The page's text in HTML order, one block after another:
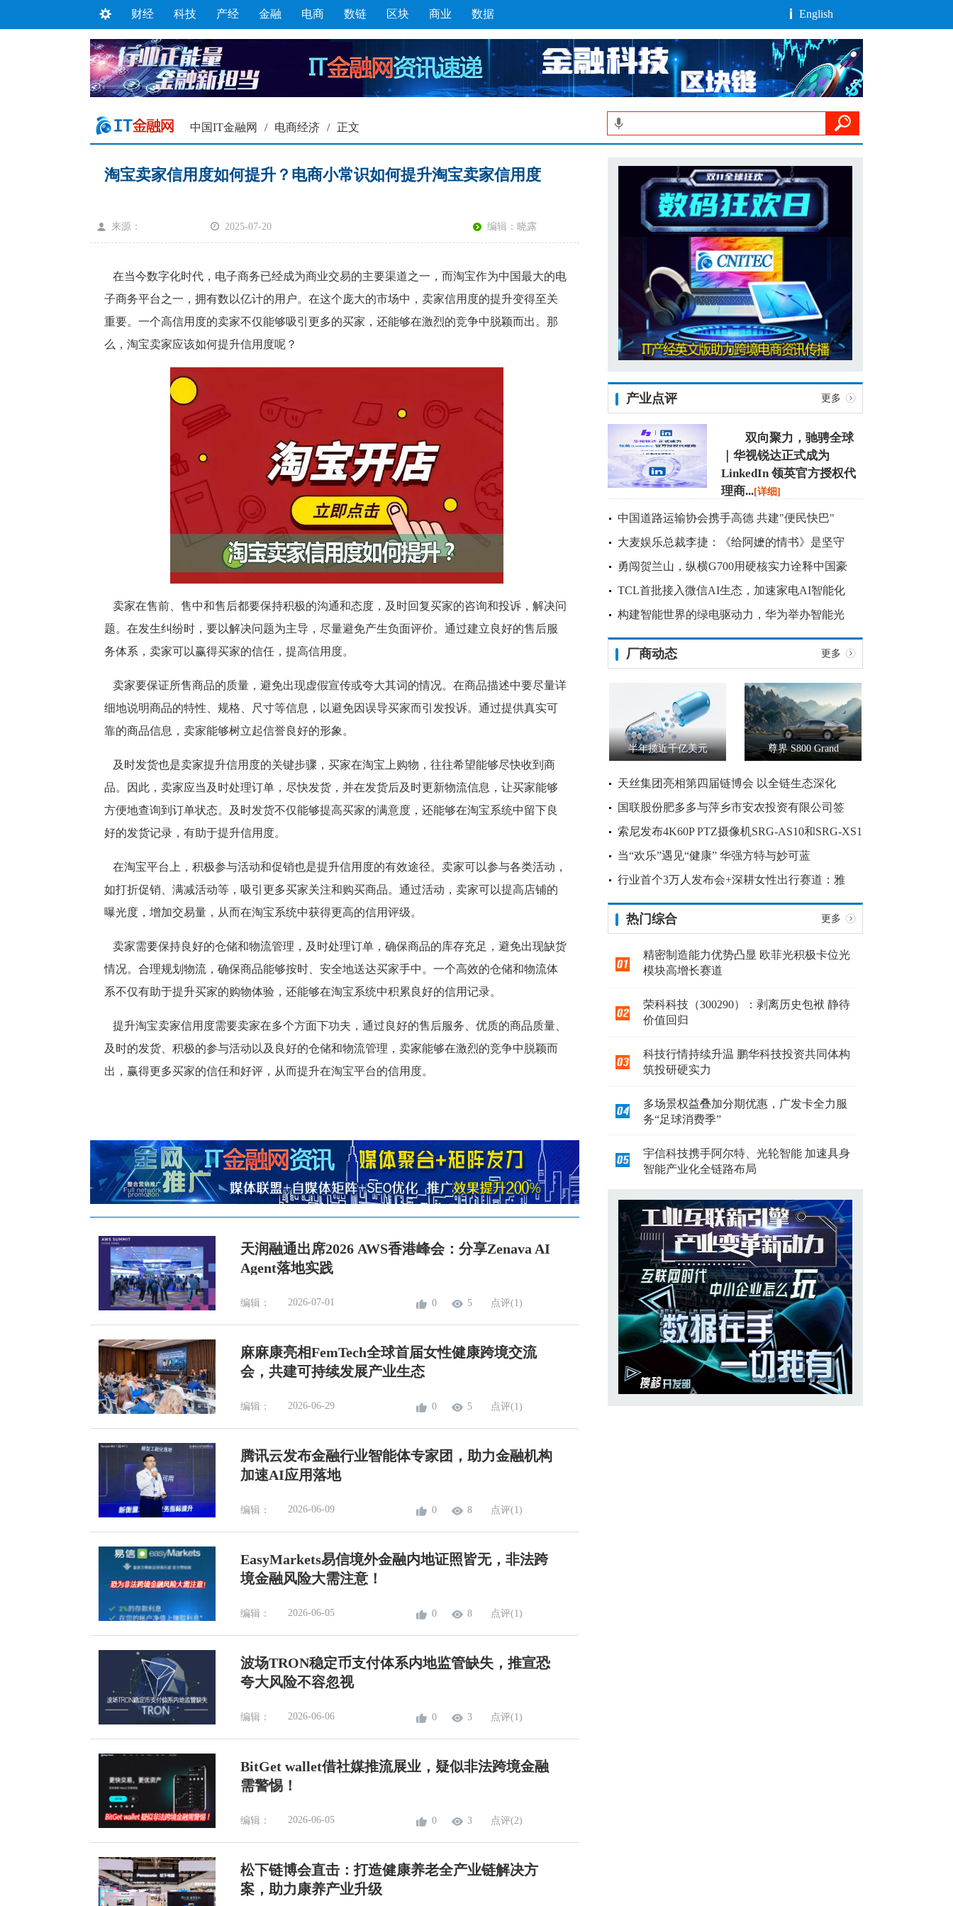
财经 科技 产经 金融 电商 数链 区块 商业 数据 English
中国IT金融网 / 电商经济 / 正文
淘宝卖家信用度如何提升？电商小常识如何提升淘宝卖家信用度
来源： 2025-07-20 编辑：晓露
在当今数字化时代，电子商务已经成为商业交易的主要渠道之一，而淘宝作为中国最大的电
子商务平台之一，拥有数以亿计的用户。在这个庞大的市场中，卖家信用度的提升变得至关
重要。一个高信用度的卖家不仅能够吸引更多的买家，还能够在激烈的竞争中脱颖而出。那
么，淘宝卖家应该如何提升信用度呢？
卖家在售前、售中和售后都要保持积极的沟通和态度，及时回复买家的咨询和投诉，解决问
题。在发生纠纷时，要以解决问题为主导，尽量避免产生负面评价。通过建立良好的售后服
务体系，卖家可以赢得买家的信任，提高信用度。
卖家要保证所售商品的质量，避免出现虚假宣传或夸大其词的情况。在商品描述中要尽量详
细地说明商品的特性、规格、尺寸等信息，以避免因误导买家而引发投诉。通过提供真实可
靠的商品信息，卖家能够树立起信誉良好的形象。
及时发货也是卖家提升信用度的关键步骤，买家在淘宝上购物，往往希望能够尽快收到商
品。因此，卖家应当及时处理订单，尽快发货，并在发货后及时更新物流信息，让买家能够
方便地查询到订单状态。及时发货不仅能够提高买家的满意度，还能够在淘宝系统中留下良
好的发货记录，有助于提升信用度。
在淘宝平台上，积极参与活动和促销也是提升信用度的有效途径。卖家可以参与各类活动，
如打折促销、满减活动等，吸引更多买家关注和购买商品。通过活动，卖家可以提高店铺的
曝光度，增加交易量，从而在淘宝系统中获得更高的信用评级。
卖家需要保持良好的仓储和物流管理，及时处理订单，确保商品的库存充足，避免出现缺货
情况。合理规划物流，确保商品能够按时、安全地送达买家手中。一个高效的仓储和物流体
系不仅有助于提升买家的购物体验，还能够在淘宝系统中积累良好的信用记录。
提升淘宝卖家信用度需要卖家在多个方面下功夫，通过良好的售后服务、优质的商品质量、
及时的发货、积极的参与活动以及良好的仓储和物流管理，卖家能够在激烈的竞争中脱颖而
出，赢得更多买家的信任和好评，从而提升在淘宝平台的信用度。
天润融通出席2026 AWS香港峰会：分享Zenava AI
Agent落地实践
编辑： 2026-07-01 0 5 点评(1)
麻麻康亮相FemTech全球首届女性健康跨境交流
会，共建可持续发展产业生态
编辑： 2026-06-29 0 5 点评(1)
腾讯云发布金融行业智能体专家团，助力金融机构
加速AI应用落地
编辑： 2026-06-09 0 8 点评(1)
EasyMarkets易信境外金融内地证照皆无，非法跨
境金融风险大需注意！
编辑： 2026-06-05 0 8 点评(1)
波场TRON稳定币支付体系内地监管缺失，推宣恐
夸大风险不容忽视
编辑： 2026-06-06 0 3 点评(1)
BitGet wallet借社媒推流展业，疑似非法跨境金融
需警惕！
编辑： 2026-06-05 0 3 点评(2)
松下链博会直击：打造健康养老全产业链解决方
案，助力康养产业升级
产业点评 更多
双向聚力，驰骋全球
｜华视锐达正式成为
LinkedIn 领英官方授权代
理商...[详细]
中国道路运输协会携手高德 共建"便民快巴"
大麦娱乐总裁李捷：《给阿嬷的情书》是坚守
勇闯贺兰山，纵横G700用硬核实力诠释中国豪
TCL首批接入微信AI生态，加速家电AI智能化
构建智能世界的绿电驱动力，华为举办智能光
厂商动态 更多
半年揽近千亿美元 尊界 S800 Grand
天丝集团亮相第四届链博会 以全链生态深化
国联股份肥多多与萍乡市安农投资有限公司签
索尼发布4K60P PTZ摄像机SRG-AS10和SRG-XS1
当“欢乐”遇见“健康” 华强方特与妙可蓝
行业首个3万人发布会+深耕女性出行赛道：雅
热门综合 更多
精密制造能力优势凸显 欧菲光积极卡位光
模块高增长赛道
荣科科技（300290）：剥离历史包袱 静待
价值回归
科技行情持续升温 鹏华科技投资共同体构
筑投研硬实力
多场景权益叠加分期优惠，广发卡全力服
务“足球消费季”
宇信科技携手阿尔特、光轮智能 加速具身
智能产业化全链路布局